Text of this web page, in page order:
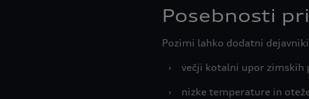
Posebnosti
Pozimi lahko dodatni
›
večji kotalni upor zimskih
›
nizke temperature in